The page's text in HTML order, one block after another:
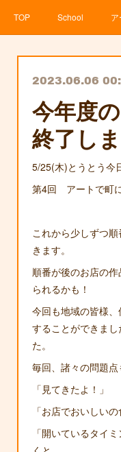
TOP School
2023.06.06
今年度
終了し
5/25(木)とうとう今
第4回 アートで町
これから少しずつ
きます。
順番が後のお店の
られるかも！
今回も地域の皆様
することができま
た。
毎回、諸々の問題点
「見てきたよ！」
「お店でおいしいの
「開いているタイ